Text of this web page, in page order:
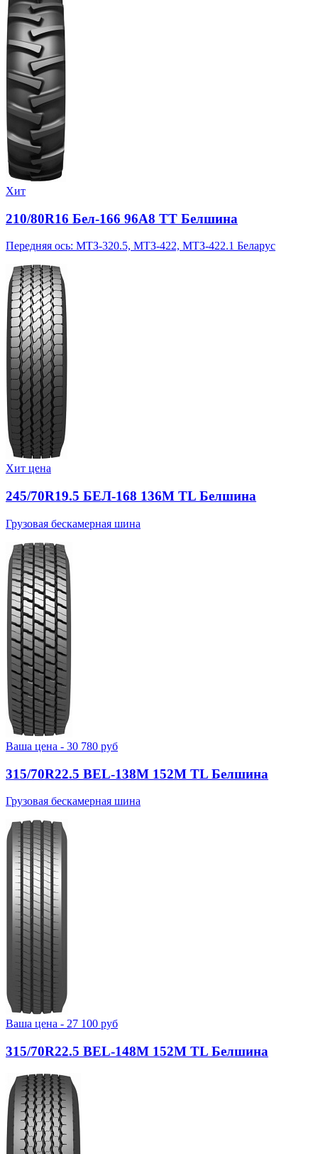
Хит
210/80R16 Бел-166 96A8 TT Белшина
Передняя ось: МТЗ-320.5, МТЗ-422, МТЗ-422.1 Беларус
Хит цена
245/70R19.5 БЕЛ-168 136M TL Белшина
Грузовая бескамерная шина
Ваша цена - 30 780 руб
315/70R22.5 BEL-138М 152M TL Белшина
Грузовая бескамерная шина
Ваша цена - 27 100 руб
315/70R22.5 BEL-148М 152M TL Белшина